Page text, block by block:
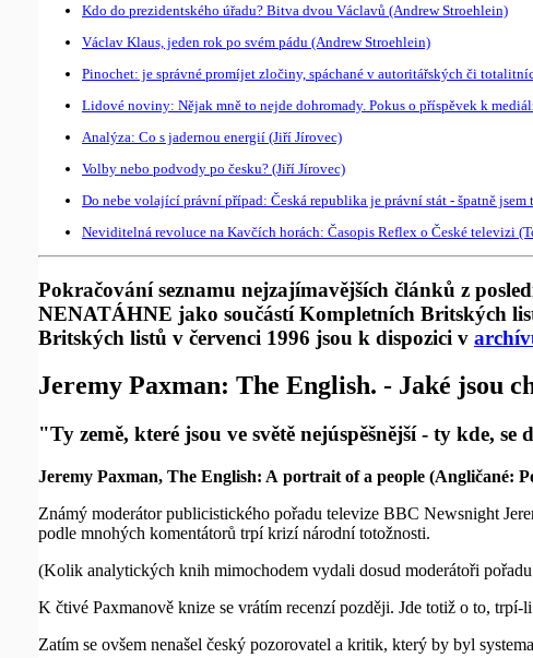
Kdo do prezidentského úřadu? Bitva dvou Václavů (Andrew Stroehlein)
Václav Klaus, jeden rok po svém pádu (Andrew Stroehlein)
Pinochet: je správné promíjet zločiny, spáchané v autoritářských či
Lidové noviny: Nějak mně to nejde dohromady. Pokus o příspěvek k
Analýza: Co s jadernou energií (Jiří Jírovec)
Volby nebo podvody po česku? (Jiří Jírovec)
Do nebe volající právní případ: Česká republika je právní stát - špatně jsem
Neviditelná revoluce na Kavčích horách: Časopis Reflex o České televizi
Pokračování seznamu nejzajímavějších článků z
NENATÁHNE jako součástí Kompletních Britských
Britských listů v červenci 1996 jsou k dispozici v
Jeremy Paxman: The English. - Jaké jsou
"Ty země, které jsou ve světě nejúspěšnější - ty kde,
Jeremy Paxman, The English: A portrait of a people (Angličané:
Známý moderátor publicistického pořadu televize BBC Newsnight
podle mnohých komentátorů trpí krizí národní totožnosti.
(Kolik analytických knih mimochodem vydali dosud moderátoři
K čtivé Paxmanově knize se vrátím recenzí později. Jde totiž o to,
Zatím se ovšem nenašel český pozorovatel a kritik, který by byl